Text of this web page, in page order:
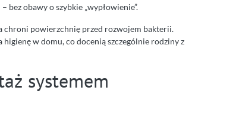
bez obawy o szybkie „wypłowienie”.
chroni powierzchnię przed rozwojem bakterii.
w domu, co docenią szczególnie rodziny z
systemem